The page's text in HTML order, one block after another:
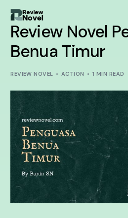
Review Novel
Benua Timur
REVIEW NOVEL ACTION 1 MIN READ